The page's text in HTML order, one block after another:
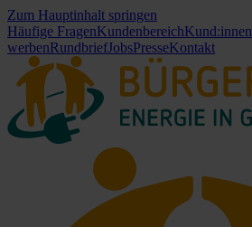
Zum Hauptinhalt springen
Häufige FragenKundenbereichKund:innen
werbenRundbriefJobsPresseKontakt